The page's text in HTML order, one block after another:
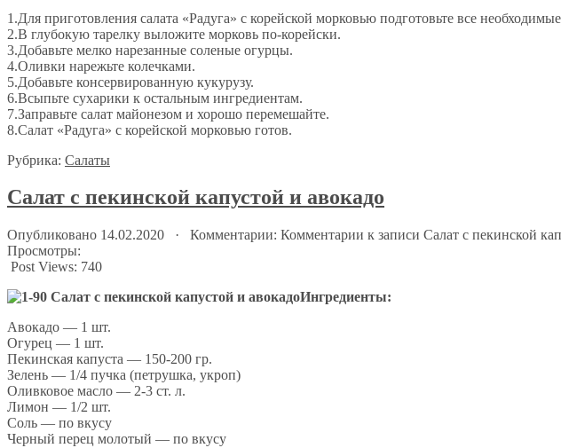
1.Для приготовления салата «Радуга» с корейской морковью подготовьте все
2.В глубокую тарелку выложите морковь по-корейски.
3.Добавьте мелко нарезанные соленые огурцы.
4.Оливки нарежьте колечками.
5.Добавьте консервированную кукурузу.
6.Всыпьте сухарики к остальным ингредиентам.
7.Заправьте салат майонезом и хорошо перемешайте.
8.Салат «Радуга» с корейской морковью готов.
Рубрика: Салаты
Салат с пекинской капустой и авокадо
Опубликовано 14.02.2020 · Комментарии: Комментарии к записи Салат с пекинской
Просмотры:
Post Views: 740
Ингредиенты:
Авокадо — 1 шт.
Огурец — 1 шт.
Пекинская капуста — 150-200 гр.
Зелень — 1/4 пучка (петрушка, укроп)
Оливковое масло — 2-3 ст. л.
Лимон — 1/2 шт.
Соль — по вкусу
Черный перец молотый — по вкусу